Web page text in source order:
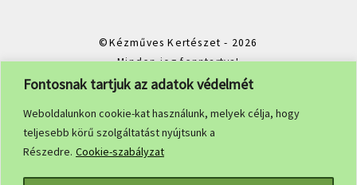
Fontosnak tartjuk az adatok védelmét
Weboldalunkon cookie-kat használunk, melyek célja, hogy
teljesebb körű szolgáltatást nyújtsunk a
Részedre. Cookie-szabályzat
©Kézműves Kertészet - 2026
Minden jog fenntartva!
Facebook Instagram